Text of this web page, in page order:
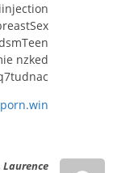
nzked
Laurence